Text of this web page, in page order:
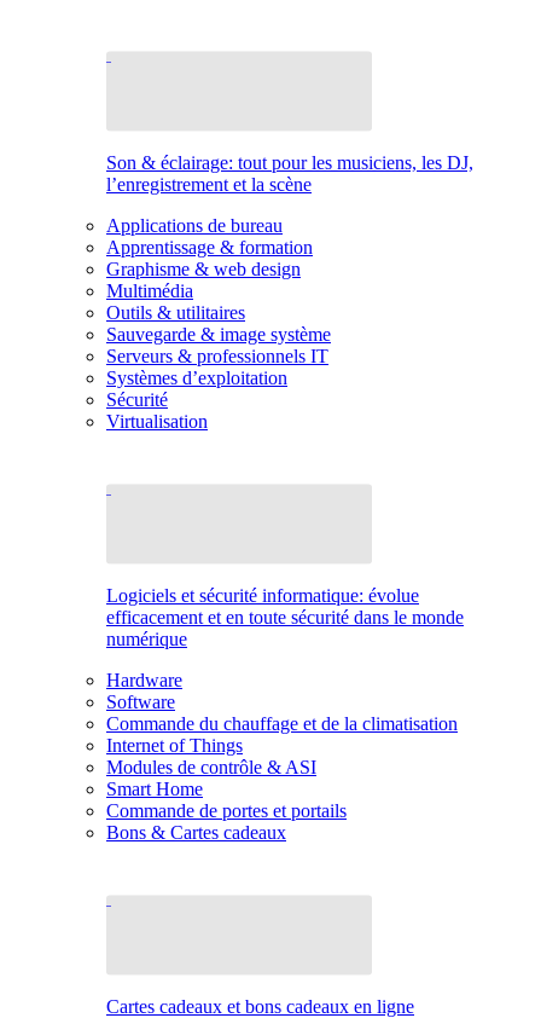
Son & éclairage: tout pour les musiciens, les DJ,
l’enregistrement et la scène
Applications de bureau
Apprentissage & formation
Graphisme & web design
Multimédia
Outils & utilitaires
Sauvegarde & image système
Serveurs & professionnels IT
Systèmes d’exploitation
Sécurité
Virtualisation
Logiciels et sécurité informatique: évolue
efficacement et en toute sécurité dans le monde
numérique
Hardware
Software
Commande du chauffage et de la climatisation
Internet of Things
Modules de contrôle & ASI
Smart Home
Commande de portes et portails
Bons & Cartes cadeaux
Cartes cadeaux et bons cadeaux en ligne